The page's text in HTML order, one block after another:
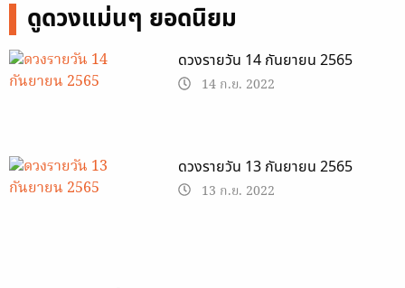
ดูดวงแม่นๆ ยอดนิยม
ดวงรายวัน 14 กันยายน 2565
14 ก.ย. 2022
ดวงรายวัน 13 กันยายน 2565
13 ก.ย. 2022